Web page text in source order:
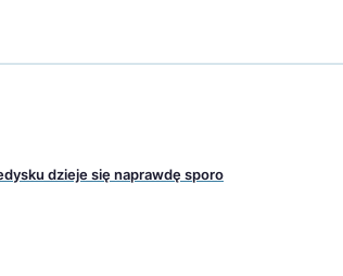
dzieje się naprawdę sporo